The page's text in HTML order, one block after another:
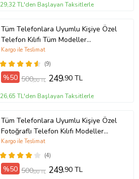
29,32 TL'den Başlayan Taksitlerle
Tüm Telefonlara Uyumlu Kişiye Özel
Telefon Kılıfı Tüm Modeller
Açıklamada
(9)
Kargo ile Teslimat
%50 500,00 TL 249,90 TL
26,65 TL'den Başlayan Taksitlerle
Tüm Telefonlara Uyumlu Kişiye Özel
Fotoğraflı Telefon Kılıfı Modeller
Açıklamada
(4)
Kargo ile Teslimat
%50 500,00 TL 249,90 TL